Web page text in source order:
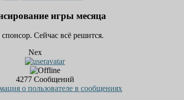
игры месяца
Сейчас всё решится.
Nex
4277Сообщений